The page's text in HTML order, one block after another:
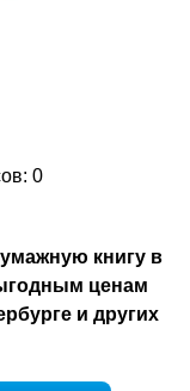
0
книгу в
ценам
и других